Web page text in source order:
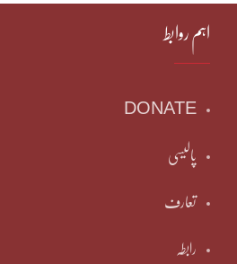
اہم روابط
DONATE
پالیسی
تعارف
رابطہ